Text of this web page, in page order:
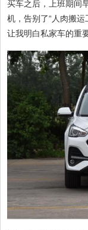
买车之后，上班期间
机，告别了“人肉搬
让我明白私家车的重